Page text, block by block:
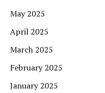
May 2025
April 2025
March 2025
February 2025
January 2025